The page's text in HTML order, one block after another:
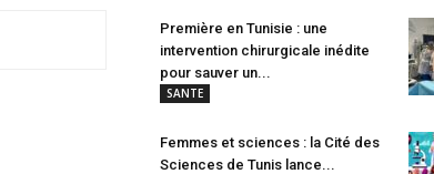
Première en Tunisie : une
intervention chirurgicale inédite
pour sauver un...
SANTE
Femmes et sciences : la Cité des
Sciences de Tunis lance...